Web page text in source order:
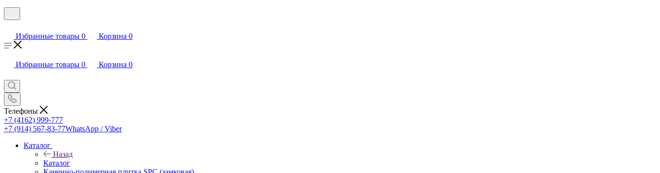
Избранные товары 0 Корзина 0
Избранные товары 0 Корзина 0
Телефоны
+7 (4162) 999-777
+7 (914) 567-83-77WhatsApp / Viber
Каталог
Назад
Каталог